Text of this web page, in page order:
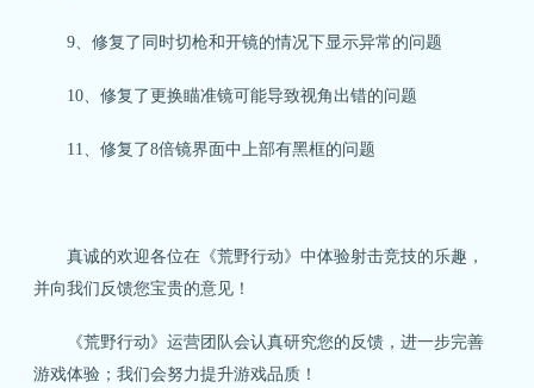
9、修复了同时切枪和开镜的情况下显示异常的问题
10、修复了更换瞄准镜可能导致视角出错的问题
11、修复了8倍镜界面中上部有黑框的问题
真诚的欢迎各位在《荒野行动》中体验射击竞技的乐趣，
并向我们反馈您宝贵的意见！
《荒野行动》运营团队会认真研究您的反馈，进一步完善
游戏体验；我们会努力提升游戏品质！